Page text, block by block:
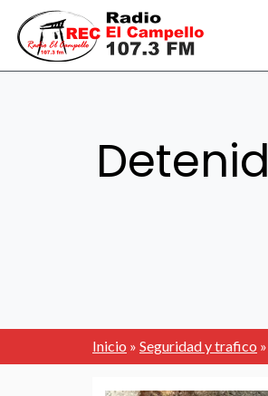
Inicio » Seguridad y trafico »